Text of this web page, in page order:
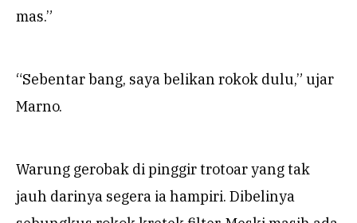
mas.”
“Sebentar bang, saya belikan rokok dulu,” ujar
Marno.
Warung gerobak di pinggir trotoar yang tak
jauh darinya segera ia hampiri. Dibelinya